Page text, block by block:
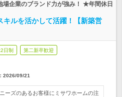
場企業のブランド力が強み！ ★年間休日
キルを活かして活躍！【新築営
日制 第二新卒歓迎
2026/09/21
ーズのあるお客様にミサワホームの注